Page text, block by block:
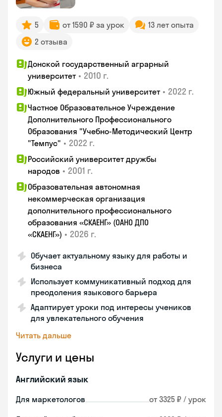
5 от 1590 ₽ за урок
13 лет опыта
2 отзыва
Донской государственный аграрный
университет • 2010 г.
Южный федеральный университет • 2022 г.
Частное Образовательное Учреждение
Дополнительного Профессионального
Образования "Учебно-Методический Центр
"Темпус" • 2022 г.
Российский университет дружбы
народов • 2001 г.
Образовательная автономная
некоммерческая организация
дополнительного профессионального
образования «СКАЕНГ» (ОАНО ДПО
«СКАЕНГ») • 2026 г.
Обучает актуальному языку для работы и
бизнеса
Использует коммуникативный подход для
преодоления языкового барьера
Адаптирует уроки под интересы учеников
для увлекательного обучения
Читать дальше
Услуги и цены
Английский язык
Для маркетологов от 3325 ₽ / урок